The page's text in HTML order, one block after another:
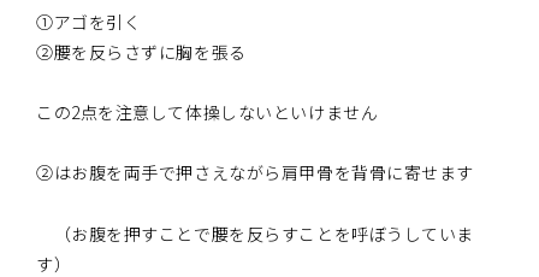
①アゴを引く
②腰を反らさずに胸を張る
この2点を注意して体操しないといけません
②はお腹を両手で押さえながら肩甲骨を背骨に寄せます
（お腹を押すことで腰を反らすことを呼ぼうしていま
す）